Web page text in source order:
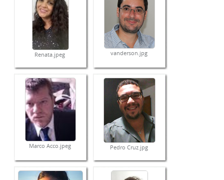
Renata.jpeg vanderson.jpg
Marco Acco.jpeg Pedro Cruz.jpg